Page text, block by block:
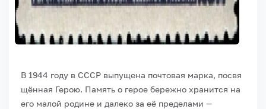
В 1944 году в СССР выпущена почтовая марка, посвя
щённая Герою. Память о герое бережно хранится на
его малой родине и далеко за её пределами —